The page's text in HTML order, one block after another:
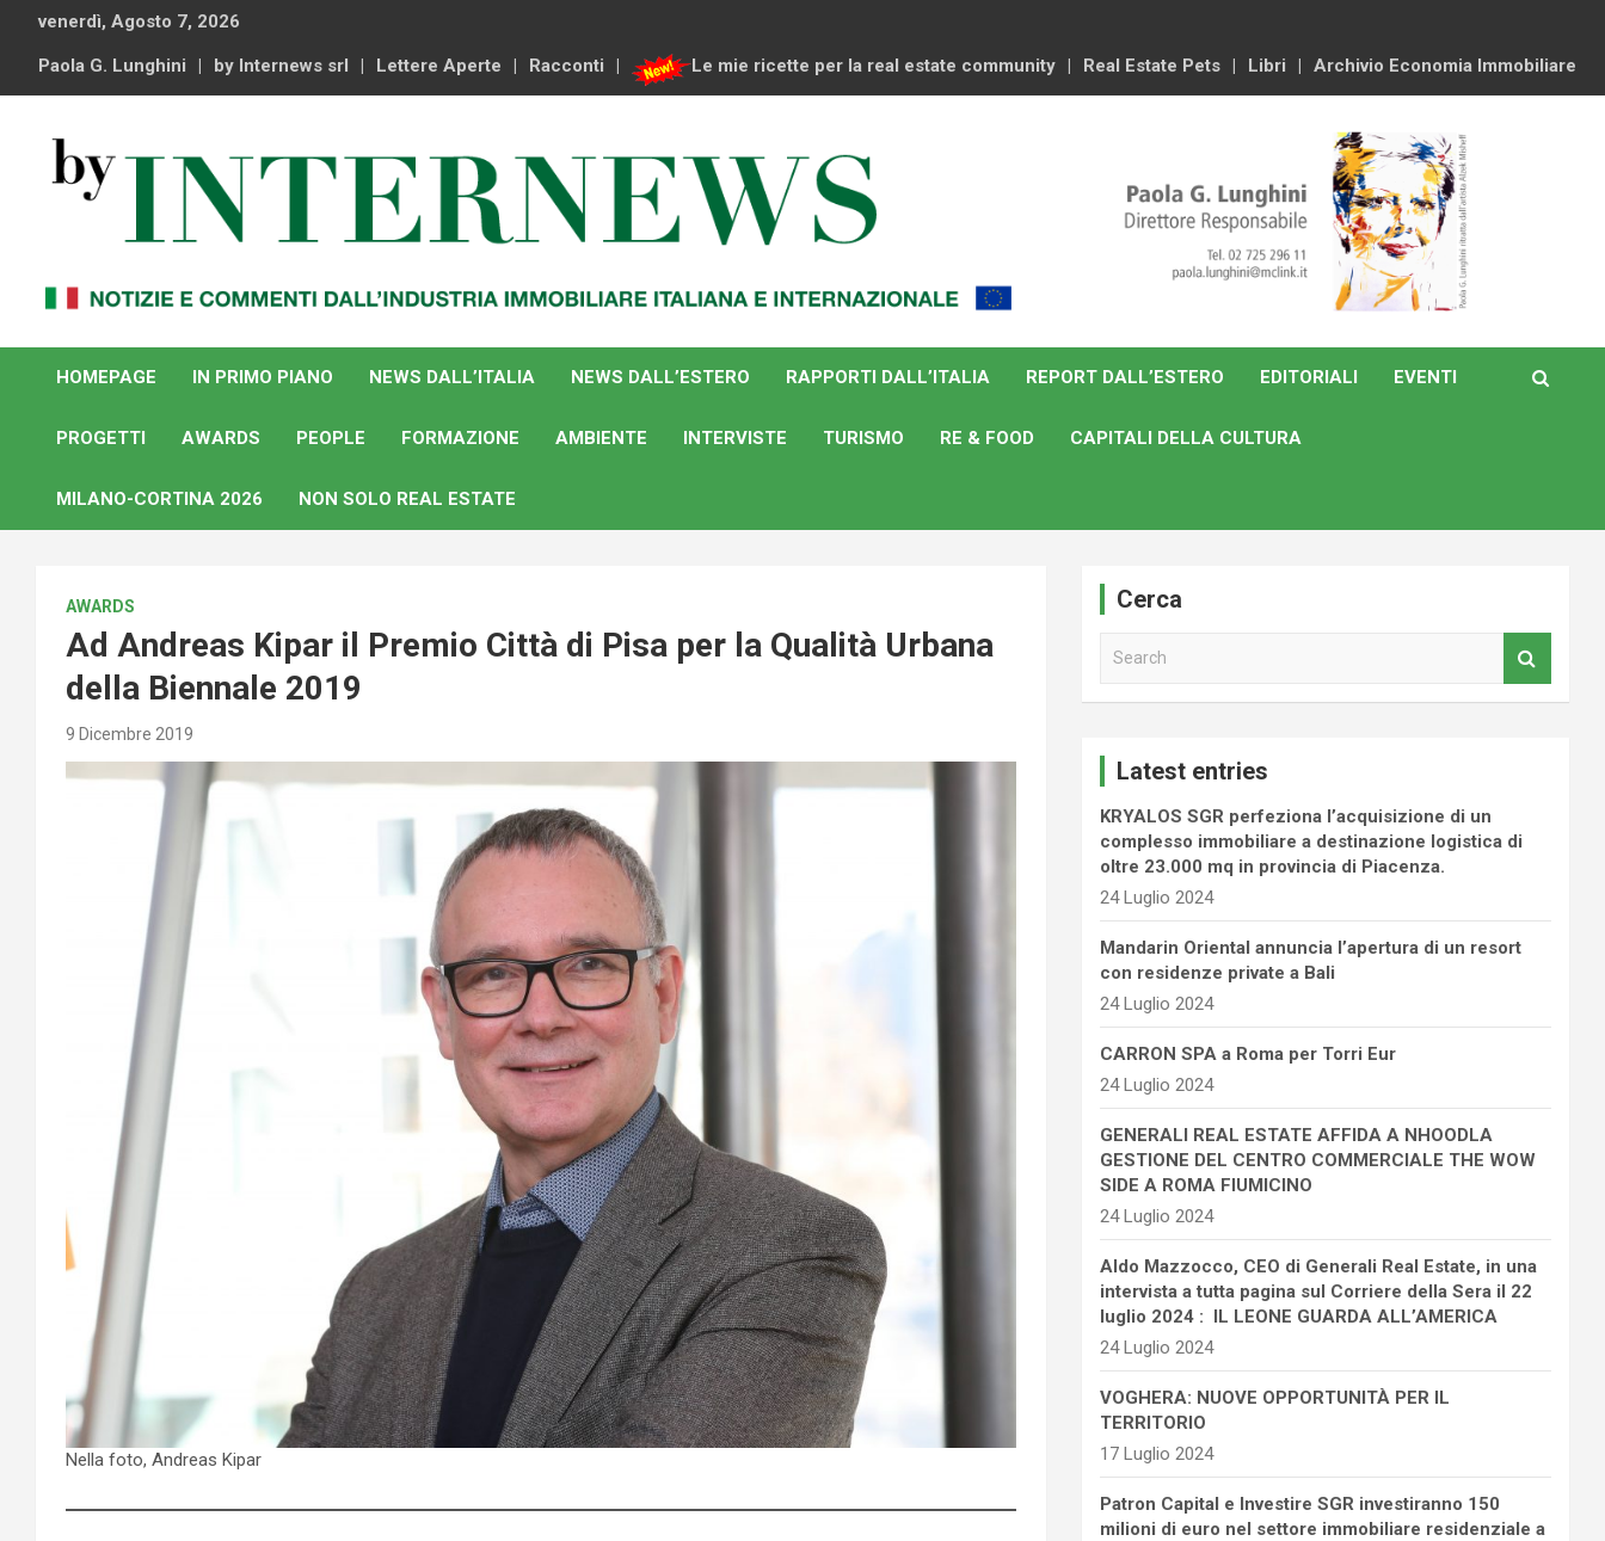
content
venerdì, Agosto 7, 2026
Paola G. Lunghini by Internews srl Lettere Aperte Racconti Le mie ricette per la real estate community Real Estate Pets Libri Archivio Economia Immobiliare
By Internews
internazionale
HOMEPAGE
IN PRIMO PIANO NEWS DALL’ITALIA NEWS DALL’ESTERO RAPPORTI DALL’ITALIA REPORT DALL’ESTERO EDITORIALI EVENTI
PROGETTI AWARDS PEOPLE FORMAZIONE AMBIENTE INTERVISTE TURISMO RE & FOOD CAPITALI DELLA CULTURA
MILANO-CORTINA 2026 NON SOLO REAL ESTATE
AWARDS
Ad Andreas Kipar il Premio Città di Pisa per la Qualità Urbana
della Biennale 2019
9 Dicembre 2019
Nella foto, Andreas Kipar
Cerca
Latest entries
KRYALOS SGR perfeziona l’acquisizione di un
complesso immobiliare a destinazione logistica di
oltre 23.000 mq in provincia di Piacenza.
24 Luglio 2024
Mandarin Oriental annuncia l’apertura di un resort
con residenze private a Bali
24 Luglio 2024
CARRON SPA a Roma per Torri Eur
24 Luglio 2024
GENERALI REAL ESTATE AFFIDA A NHOODLA
GESTIONE DEL CENTRO COMMERCIALE THE WOW
SIDE A ROMA FIUMICINO
24 Luglio 2024
Aldo Mazzocco, CEO di Generali Real Estate, in una
intervista a tutta pagina sul Corriere della Sera il 22
luglio 2024 : IL LEONE GUARDA ALL’AMERICA
24 Luglio 2024
VOGHERA: NUOVE OPPORTUNITÀ PER IL
TERRITORIO
17 Luglio 2024
Patron Capital e Investire SGR investiranno 150
milioni di euro nel settore immobiliare residenziale a